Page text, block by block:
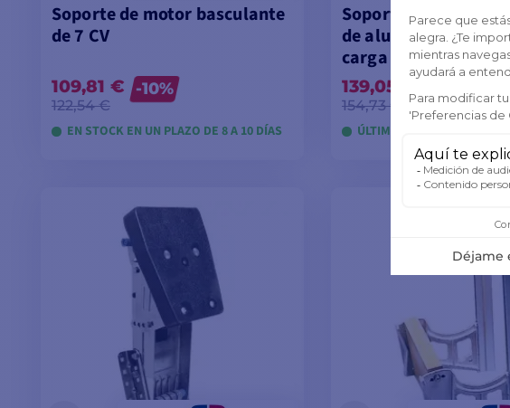
Soporte de motor basculante
de 7 CV
109,81 €
122,54 €
-10%
EN STOCK EN UN PLAZO DE 8 A 10 DÍAS
Soporte de motor
de aluminio,
carga de 35 kg
139,05 €
154,73 €
-10%
ÚLTIMOS ARTÍCULOS EN
VER